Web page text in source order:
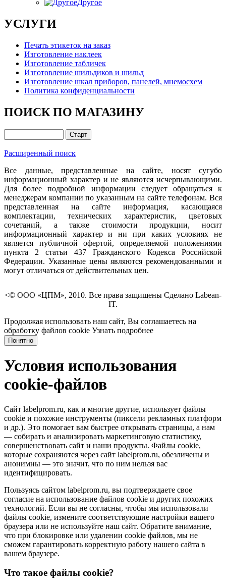
Другое
УСЛУГИ
Печать этикеток на заказ
Изготовление наклеек
Изготовление табличек
Изготовление шильдиков и шильд
Изготовление шкал приборов, панелей, мнемосхем
Политика конфиденциальности
ПОИСК ПО МАГАЗИНУ
Расширенный поиск
Все данные, представленные на сайте, носят сугубо
информационный характер и не являются исчерпывающими.
Для более подробной информации следует обращаться к
менеджерам компании по указанным на сайте телефонам. Вся
представленная на сайте информация, касающаяся
комплектации, технических характеристик, цветовых
сочетаний, а также стоимости продукции, носит
информационный характер и ни при каких условиях не
является публичной офертой, определяемой положениями
пункта 2 статьи 437 Гражданского Кодекса Российской
Федерации. Указанные цены являются рекомендованными и
могут отличаться от действительных цен.
<© ООО «ЦПМ», 2010. Все права защищены Сделано Labean-
IT.
Продолжая использовать наш сайт, Вы соглашаетесь на
обработку файлов cookie Узнать подробнее
Понятно
Условия использования
cookie-файлов
Сайт labelprom.ru, как и многие другие, использует файлы
cookie и похожие инструменты (пиксели рекламных платформ
и др.). Это помогает вам быстрее открывать страницы, а нам
— собирать и анализировать маркетинговую статистику,
совершенствовать сайт и наши продукты. Файлы сookie,
которые сохраняются через сайт labelprom.ru, обезличены и
анонимны — это значит, что по ним нельзя вас
идентифицировать.
Пользуясь сайтом labelprom.ru, вы подтверждаете свое
согласие на использование файлов cookie и других похожих
технологий. Если вы не согласны, чтобы мы использовали
файлы cookie, измените соответствующие настройки вашего
браузера или не используйте наш сайт. Обратите внимание,
что при блокировке или удалении cookie файлов, мы не
сможем гарантировать корректную работу нашего сайта в
вашем браузере.
Что такое файлы cookie?